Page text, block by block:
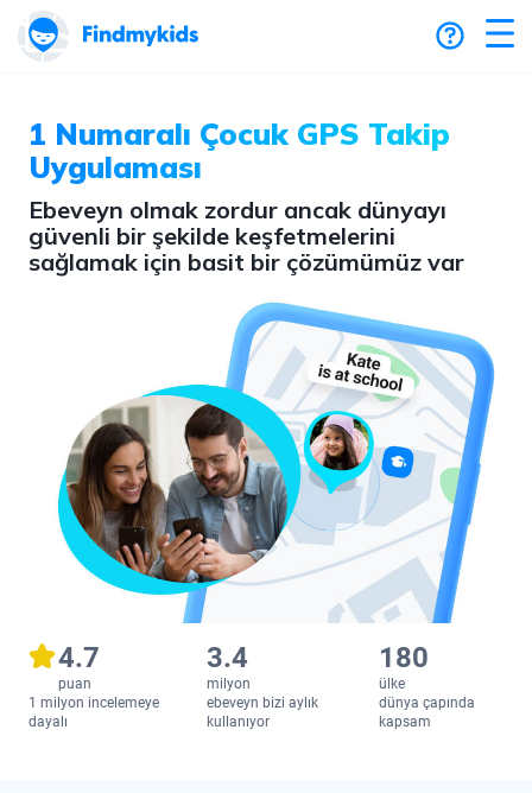
1 Numaralı Çocuk GPS Takip
Uygulaması
Ebeveyn olmak zordur ancak dünyayı
güvenli bir şekilde keşfetmelerini
sağlamak için basit bir çözümümüz var
4.7
puan
1 milyon incelemeye
dayalı
3.4
milyon
ebeveyn bizi aylık
kullanıyor
180
ülke
dünya çapında
kapsam